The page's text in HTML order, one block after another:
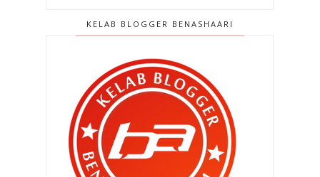
►November 2012 (211)
September 2012(260)
►Ogos 2012(210)
►
Julai 2012
▼
Jun 2012
(220)
“ Kenapa diorang tak pilih blog aku ?
“
KELAB BLOGGER BENASHAARI